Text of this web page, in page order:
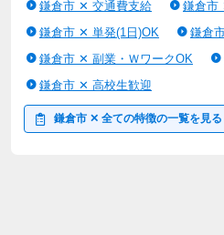
鎌倉市 ✕ 交通費支給
鎌倉市
鎌倉市 ✕ 単発(1日)OK
鎌倉
鎌倉市 ✕ 副業・ＷワークOK
鎌倉市 ✕ 高校生歓迎
鎌倉市 ✕ 全ての特徴の一覧を見る